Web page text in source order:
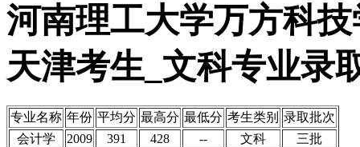
河南理工大学万方科
天津考生_文科专业录
专业名称 年份 平均分 最高分 最低分 考生类别 录取批次
会计学
2009 391 428 -- 文科 三批